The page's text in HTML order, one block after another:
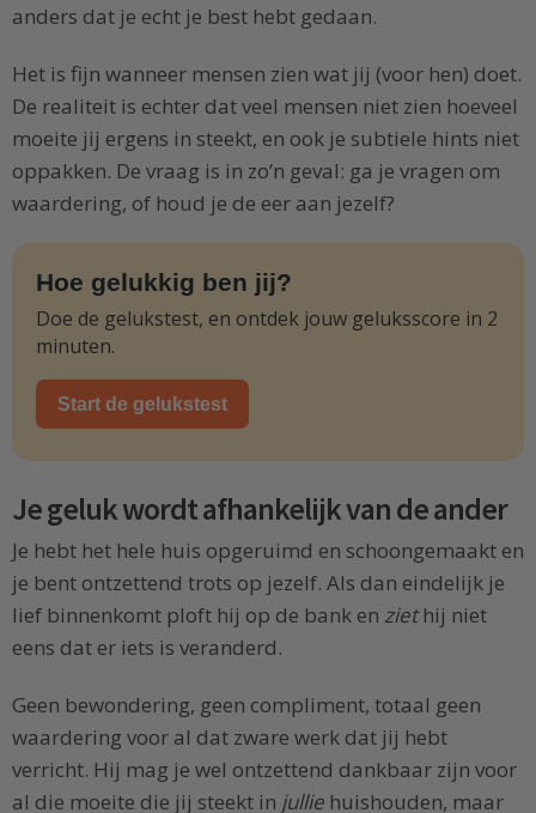
anders dat je echt je best hebt gedaan.
Het is fijn wanneer mensen zien wat jij (voor hen) doet.
De realiteit is echter dat veel mensen niet zien hoeveel
moeite jij ergens in steekt, en ook je subtiele hints niet
oppakken. De vraag is in zo’n geval: ga je vragen om
waardering, of houd je de eer aan jezelf?
Hoe gelukkig ben jij?
Doe de gelukstest, en ontdek jouw geluksscore in 2
minuten.
Start de gelukstest
Je geluk wordt afhankelijk van de ander
Je hebt het hele huis opgeruimd en schoongemaakt en
je bent ontzettend trots op jezelf. Als dan eindelijk je
lief binnenkomt ploft hij op de bank en ziethij niet
eens dat er iets is veranderd.
Geen bewondering, geen compliment, totaal geen
waardering voor al dat zware werk dat jij hebt
verricht. Hij mag je wel ontzettend dankbaar zijn voor
al die moeite die jij steekt in jullie huishouden, maar